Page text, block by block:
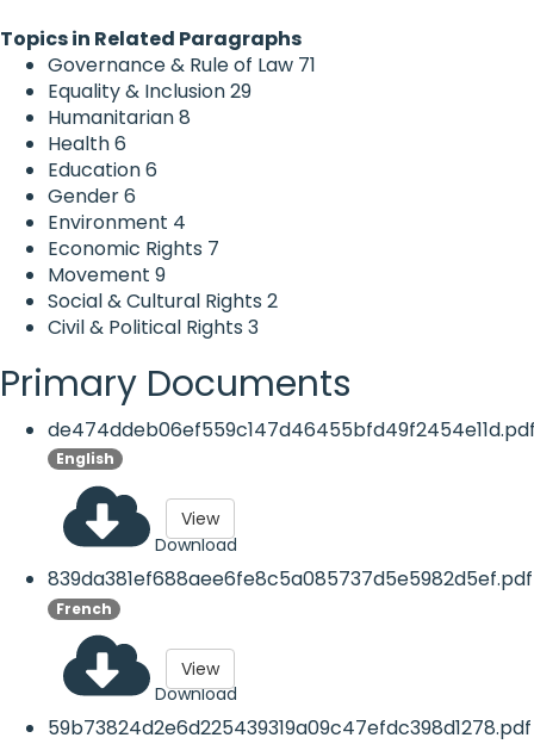
Topics in Related Paragraphs
Governance & Rule of Law 71
Equality & Inclusion29
Humanitarian8
Health6
Education6
Gender6
Environment 4
Economic Rights 7
Movement 9
Social & Cultural Rights 2
Civil & Political Rights 3
Primary Documents
English
Download
View
839da381ef688aee6fe8c5a085737d5e5982d5ef.pdf
French
Download
View
59b73824d2e6d225439319a09c47efdc398d1278.pdf